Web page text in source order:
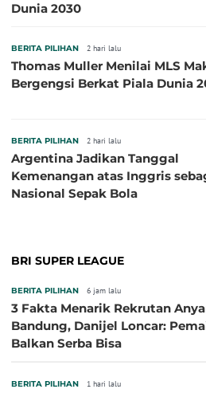
Dunia 2030
BERITA PILIHAN 2 hari lalu
Thomas Muller Menilai MLS
Bergengsi Berkat Piala Dunia
BERITA PILIHAN 2 hari lalu
Argentina Jadikan Tanggal
Kemenangan atas Inggris
Nasional Sepak Bola
BRI SUPER LEAGUE
BERITA PILIHAN 6 jam lalu
3 Fakta Menarik Rekrutan
Bandung, Danijel Loncar:
Balkan Serba Bisa
BERITA PILIHAN 1 hari lalu